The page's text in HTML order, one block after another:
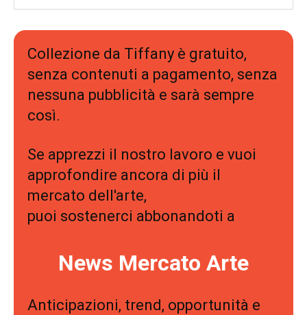
Collezione da Tiffany è gratuito,
senza contenuti a pagamento, senza
nessuna pubblicità e sarà sempre
così.
Se apprezzi il nostro lavoro e vuoi
approfondire ancora di più il
mercato dell'arte,
puoi sostenerci abbonandoti a
News Mercato Arte
Anticipazioni, trend, opportunità e